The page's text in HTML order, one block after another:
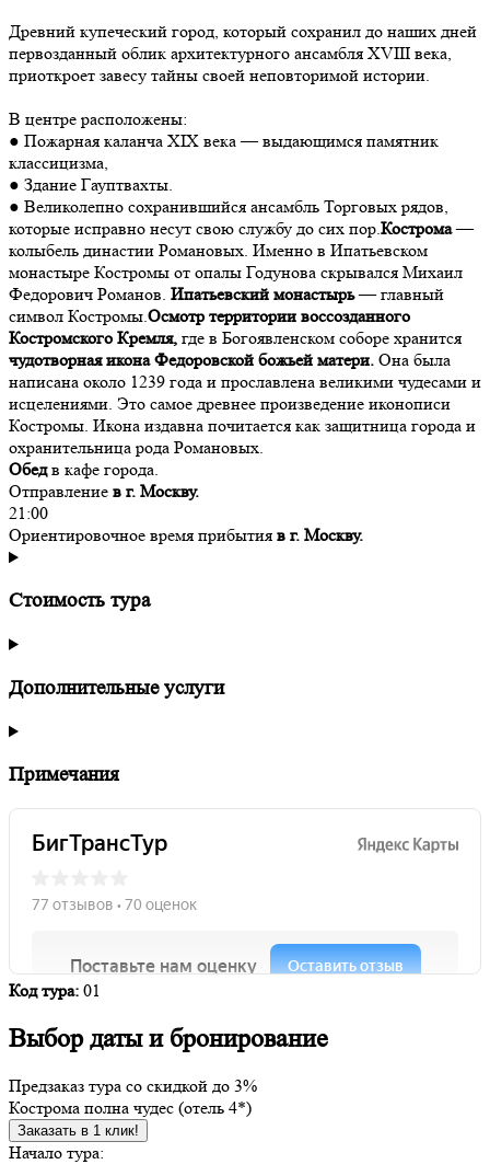
Древний купеческий город, который сохранил до наших дней
первозданный облик архитектурного ансамбля XVIII века,
приоткроет завесу тайны своей неповторимой истории.
В центре расположены:
● Пожарная каланча XIX века — выдающимся памятник
классицизма,
● Здание Гауптвахты.
● Великолепно сохранившийся ансамбль Торговых рядов,
которые исправно несут свою службу до сих пор.Кострома—
колыбель династии Романовых. Именно в Ипатьевском
монастыре Костромы от опалы Годунова скрывался Михаил
Федорович Романов. Ипатьевский монастырь— главный
символ Костромы.Осмотр территории воссозданного
Костромского Кремля, где в Богоявленском соборе хранится
чудотворная икона Федоровской божьей матери. Она была
написана около 1239 года и прославлена великими чудесами и
исцелениями. Это самое древнее произведение иконописи
Костромы. Икона издавна почитается как защитница города и
охранительница рода Романовых.
Обедв кафе города.
Отправление в г. Москву.
21:00
Ориентировочное время прибытия в г. Москву.
Стоимость тура
Дополнительные услуги
Примечания
Код тура: 01
Выбор даты и бронирование
Предзаказ тура со скидкой до 3%
Кострома полна чудес (отель 4*)
Заказать в 1 клик!
Начало тура: